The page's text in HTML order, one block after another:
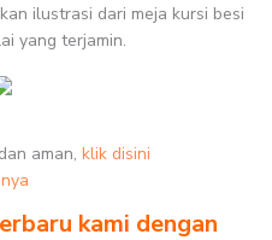
ilustrasi dari meja kursi besi
yang terjamin.
aman, klik disini
kami dengan